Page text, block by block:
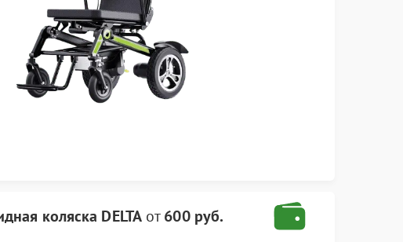
коляска DELTAот600 руб.